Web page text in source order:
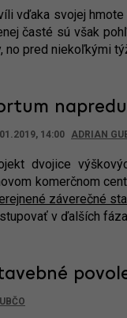
vďaka svojej
časté sú však
no pred niekoľkými
14:00 ADRIAN
dvojice
komerčnom
záverečné
v ďalších